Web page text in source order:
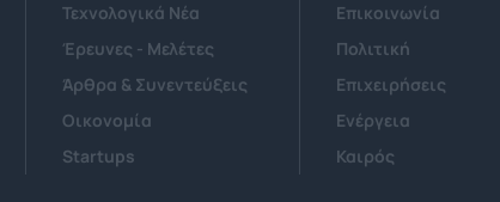
Τεχνολογικά Νέα
Έρευνες - Μελέτες
Άρθρα & Συνεντεύξεις
Οικονομία
Startups
Επικοινωνία
Πολιτική
Επιχειρήσεις
Ενέργεια
Καιρός